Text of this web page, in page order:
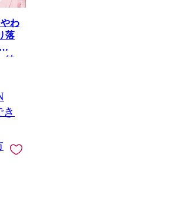
わ
落
特